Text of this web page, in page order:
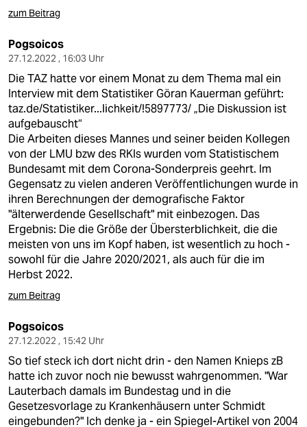
zum Beitrag
Pogsoicos
27.12.2022 , 16:03 Uhr
Die TAZ hatte vor einem Monat zu dem Thema mal ein
Interview mit dem Statistiker Göran Kauerman geführt:
taz.de/Statistiker...lichkeit/!5897773/„Die Diskussion ist
aufgebauscht“
Die Arbeiten dieses Mannes und seiner beiden Kollegen
von der LMU bzw des RKIs wurden vom Statistischem
Bundesamt mit dem Corona-Sonderpreis geehrt. Im
Gegensatz zu vielen anderen Veröffentlichungen wurde in
ihren Berechnungen der demografische Faktor
"älterwerdende Gesellschaft" mit einbezogen. Das
Ergebnis: Die die Größe der Übersterblichkeit, die die
meisten von uns im Kopf haben, ist wesentlich zu hoch -
sowohl für die Jahre 2020/2021, als auch für die im
Herbst 2022.
zum Beitrag
Pogsoicos
27.12.2022 , 15:42 Uhr
So tief steck ich dort nicht drin - den Namen Knieps zB
hatte ich zuvor noch nie bewusst wahrgenommen. "War
Lauterbach damals im Bundestag und in die
Gesetzesvorlage zu Krankenhäusern unter Schmidt
eingebunden?" Ich denke ja - ein Spiegel-Artikel von 2004